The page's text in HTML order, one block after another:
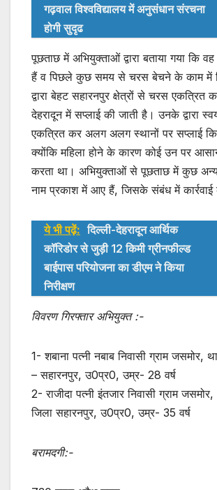
गढ़वाल विश्वविद्यालय में अनुसंधान संरचना
होगी सुदृढ
पूछताछ में अभियुक्ताओं द्वारा बताया गया कि
हैं व पिछले कुछ समय से चरस बेचने के काम में
द्वारा बेहट सहारनपुर क्षेत्रों से चरस एकत्रित
देहरादून में सप्लाई की जाती है। उनके द्वारा
एकत्रित कर अलग अलग स्थानों पर सप्लाई
क्योंकि महिला होने के कारण कोई उन पर
करता था। अभियुक्ताओं से पूछताछ में कुछ
नाम प्रकाश में आए हैं, जिसके संबंध में कार्रवाई
ये भी पढ़ें: दिल्ली-देहरादून आर्थिक
कॉरिडोर से जुड़ी 12 किमी ग्रीनफील्ड
बाईपास परियोजना का डीएम ने किया
निरीक्षण
विवरण गिरफ्तार अभियुक्त :-
1- शबाना पत्नी नबाब निवासी ग्राम जसमोर,
– सहारनपुर, उ0प्र0, उम्र- 28 वर्ष
2- राजीदा पत्नी इंतजार निवासी ग्राम
जिला सहारनपुर, उ0प्र0, उम्र- 35 वर्ष
बरामदगी:-